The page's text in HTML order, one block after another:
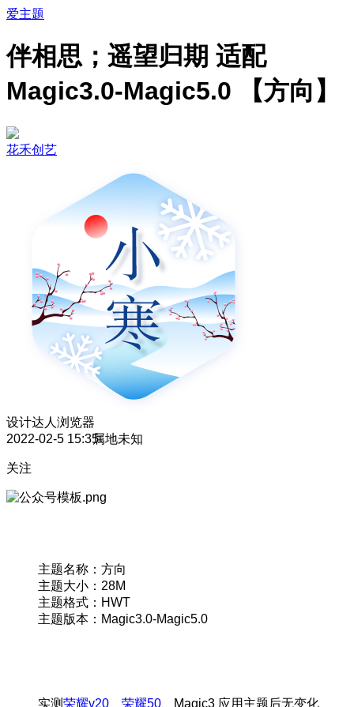
爱主题
伴相思；遥望归期 适配
Magic3.0-Magic5.0 【方向】
花禾创艺
设计达人 浏览器
2022-02-5 15:35属地未知
关注
主题名称：方向
主题大小：28M
主题格式：HWT
主题版本：Magic3.0-Magic5.0
实测荣耀v20 荣耀50 、Magic3 应用主题后无变化